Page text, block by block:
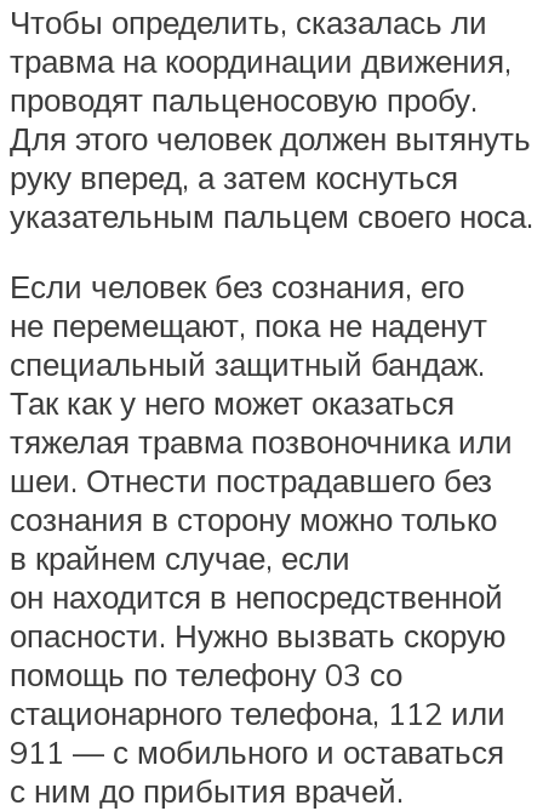
Чтобы определить, сказалась ли
травма на координации движения,
проводят пальценосовую пробу.
Для этого человек должен вытянуть
руку вперед, а затем коснуться
указательным пальцем своего носа.
Если человек без сознания, его
не перемещают, пока не наденут
специальный защитный бандаж.
Так как у него может оказаться
тяжелая травма позвоночника или
шеи. Отнести пострадавшего без
сознания в сторону можно только
в крайнем случае, если
он находится в непосредственной
опасности. Нужно вызвать скорую
помощь по телефону 03 со
стационарного телефона, 112 или
911 — с мобильного и оставаться
с ним до прибытия врачей.